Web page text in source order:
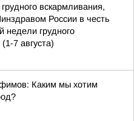
вскармливания,
России в честь
недели грудного
7 августа)
Каким мы хотим